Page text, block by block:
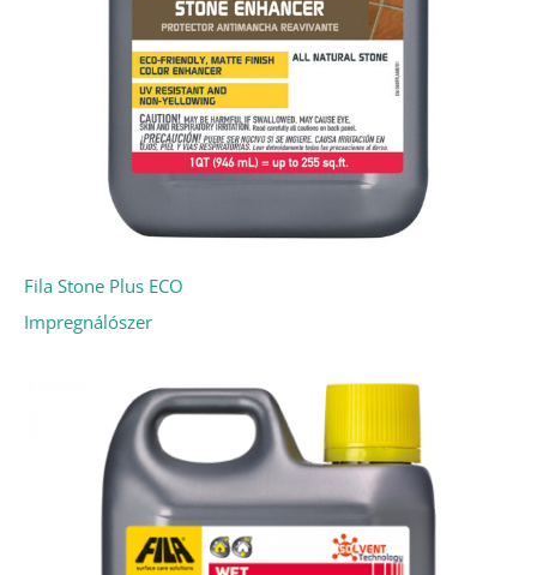
Fila Stone Plus ECO
Impregnálószer